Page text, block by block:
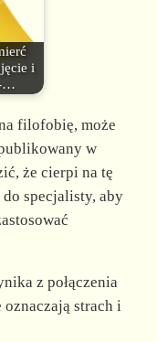
i
…
filofobię, może
w
że cierpi na tę
specjalisty, aby
z połączenia
oznaczają strach i